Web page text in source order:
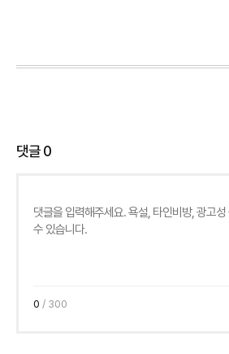
댓글0
0 / 300